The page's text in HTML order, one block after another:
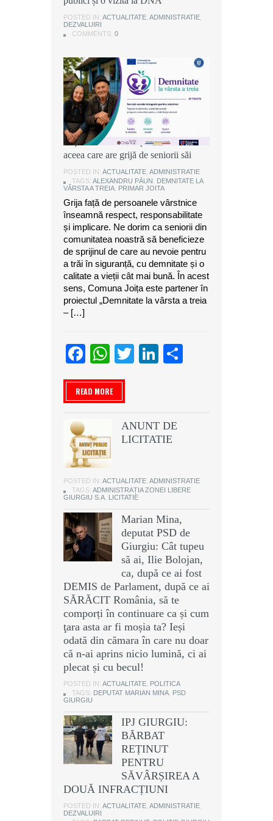
POSTED IN: ACTUALITATE ADMINISTRATIE
DEZVALUIRI
COMMENTS: 0
POSTED IN: ACTUALITATE ADMINISTRATIE
DEZVALUIRI
COMMENTS: 0
POSTED IN: ACTUALITATE ADMINISTRATIE
DEZVALUIRI
COMMENTS: 0
Alexandru Păun, primarul comunei
Joița: O comunitate puternică este
aceea care are grijă de seniorii săi
POSTED IN: ACTUALITATE ADMINISTRATIE
TAGS: ALEXANDRU PĂUN
DEMNITATE LA
VÂRSTA A TREIA PRIMAR JOITA
Grija față de persoanele vârstnice
înseamnă respect, responsabilitate
și implicare. Ne dorim ca seniorii din
comunitatea noastră să beneficieze
de sprijinul de care au nevoie pentru
a trăi în siguranță, cu demnitate și o
calitate a vieții cât mai bună. În acest
sens, Comuna Joița este partener în
proiectul „Demnitate la vârsta a treia
– […]
Facebook
WhatsApp
TwitterLinkedIn
READ MORE
ANUNT DE
LICITATIE
POSTED IN: ACTUALITATE ADMINISTRATIE
TAGS: ADMINISTRAȚIA ZONEI LIBERE
GIURGIU S.A LICITATIE
Marian Mina,
deputat PSD de
Giurgiu: Cât tupeu
să ai, Ilie Bolojan,
ca, după ce ai fost
DEMIS de Parlament, după ce ai
SĂRĂCIT România, să te
comporți în continuare ca și cum
ţara asta ar fi moșia ta? Ieși
odată din cămara în care nu doar
că n-ai aprins nicio lumină, ci ai
plecat și cu becul!
POSTED IN: ACTUALITATE POLITICA
TAGS: DEPUTAT MARIAN MINA PSD
GIURGIU
IPJ GIURGIU:
BĂRBAT
REȚINUT
PENTRU
SĂVÂRȘIREA A
DOUĂ INFRACȚIUNI
POSTED IN: ACTUALITATE ADMINISTRATIE
DEZVALUIRI